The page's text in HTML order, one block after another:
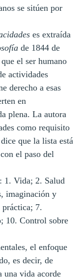
se sitúen por
es extraída
de 1844 de
el ser humano
actividades
derecho a esas
en
plena. La autora
como requisito
que la lista está
el paso del
1. Vida; 2. Salud
imaginación y
práctica; 7.
10. Control sobre
el enfoque
es decir, de
una vida acorde